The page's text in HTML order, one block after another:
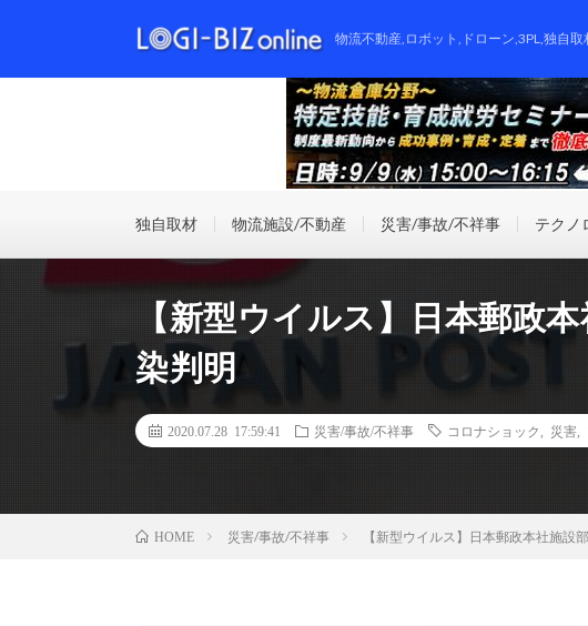
物流不動産,ロボット,ドローン,3PL,独自
独自取材 物流施設/不動産 災害/事故/不祥事 テクノ
【新型ウイルス】日本郵政
染判明
2020.07.28 17:59:41 災害/事故/不祥事 コロナショック 災害
HOME 災害/事故/不祥事 【新型ウイルス】日本郵政本社施設